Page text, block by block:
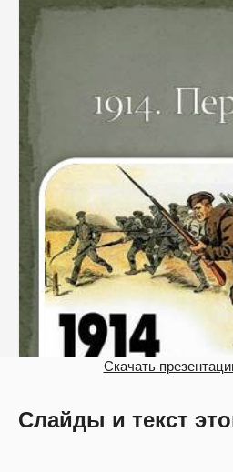
Скачать
Слайды и текст